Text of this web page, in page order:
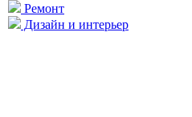
Ремонт
Дизайн и интерьер